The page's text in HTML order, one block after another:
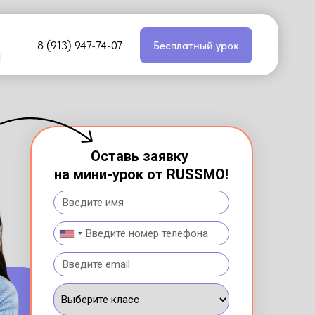
Бесплатный урок
8 (913) 947-74-07